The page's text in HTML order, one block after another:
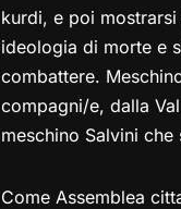
kurdi, e poi
ideologia di morte e
combattere.
compagni/e, dalla
meschino Salvini
Come Assemblea